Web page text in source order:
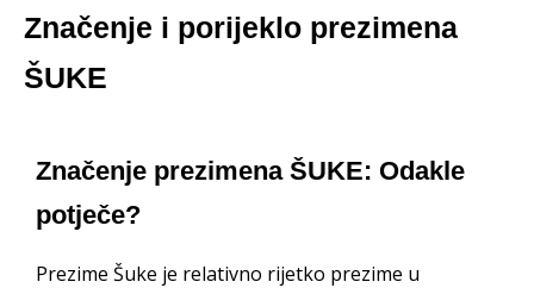
Značenje i porijeklo prezimena
ŠUKE
Značenje prezimena ŠUKE: Odakle
potječe?
Prezime Šuke je relativno rijetko prezime u